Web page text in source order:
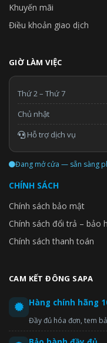
Khuyến mãi
Điều khoản giao dịch
GIỜ LÀM VIỆC
Thứ 2 – Thứ 7
Chủ nhật
Hỗ trợ dịch vụ
Đang mở cửa — sẵn sàng
CHÍNH SÁCH
Chính sách bảo mật
Chính sách đổi trả – bảo
Chính sách thanh toán
CAM KẾT ĐÔNG SAPA
Hàng chính hãng
Đầy đủ hóa đơn, tem